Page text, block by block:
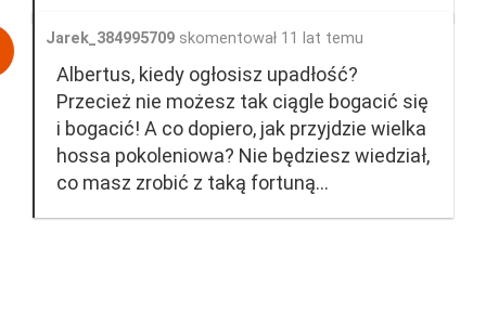
Jarek_384995709 skomentował 11 lat temu
Albertus, kiedy ogłosisz upadłość?
Przecież nie możesz tak ciągle bogacić się
i bogacić! A co dopiero, jak przyjdzie wielka
hossa pokoleniowa? Nie będziesz wiedział,
co masz zrobić z taką fortuną...